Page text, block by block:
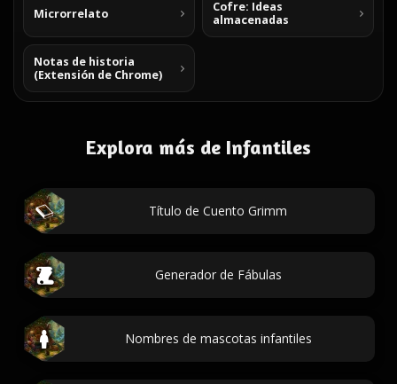
Microrrelato
Cofre: Ideas
almacenadas
Notas de historia
(Extensión de Chrome)
Explora más de Infantiles
Título de Cuento Grimm
Generador de Fábulas
Nombres de mascotas infantiles